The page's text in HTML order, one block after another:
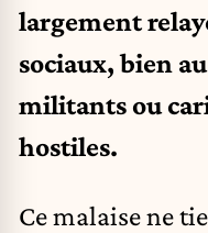
largement
sociaux, bien
militants ou
hostiles.
Ce malaise ne